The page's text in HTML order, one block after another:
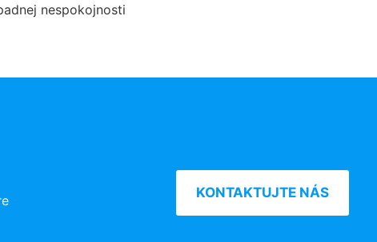
nespokojnosti
KONTAKTUJTE NÁS